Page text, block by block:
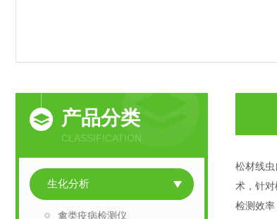
产品分类
CLASSIFICATION
生化分析
禽类疫病检测仪
松材线
术，针
检测效率